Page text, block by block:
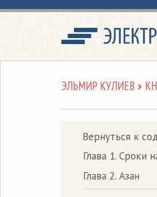
ЭЛЬМИР КУЛИЕВ
Вернуться к
Глава 1. Сроки
Глава 2. Азан